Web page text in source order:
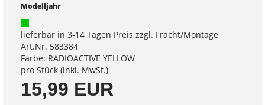
Modelljahr
lieferbar in 3-14 Tagen Preis zzgl. Fracht/Montage
Art.Nr. 583384
Farbe: RADIOACTIVE YELLOW
pro Stück (inkl. MwSt.)
15,99 EUR